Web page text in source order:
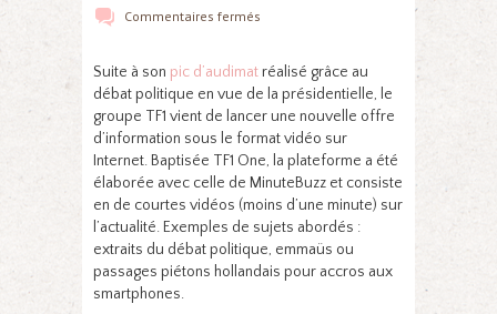
Commentaires fermés
Suite à son pic d’audimat réalisé grâce au
débat politique en vue de la présidentielle, le
groupe TF1 vient de lancer une nouvelle offre
d’information sous le format vidéo sur
Internet. Baptisée TF1 One, la plateforme a été
élaborée avec celle de MinuteBuzz et consiste
en de courtes vidéos (moins d’une minute) sur
l’actualité. Exemples de sujets abordés :
extraits du débat politique, emmaüs ou
passages piétons hollandais pour accros aux
smartphones.